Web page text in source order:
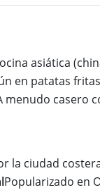
asiática
en patatas
menudo casero
la ciudad
Popularizado en